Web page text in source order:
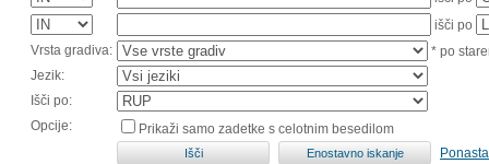
išči po
Vrsta gradiva:
* po
Jezik:
Išči po:
Opcije:
Prikaži samo zadetke s celotnim besedilom